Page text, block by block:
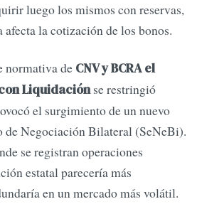
luego los mismos con reservas,
afecta la cotización de los bonos.
normativa de CNV y BCRA el
Liquidaciónse restringió
el surgimiento de un nuevo
de Negociación Bilateral (SeNeBi).
se registran operaciones
estatal parecería más
en un mercado más volátil.